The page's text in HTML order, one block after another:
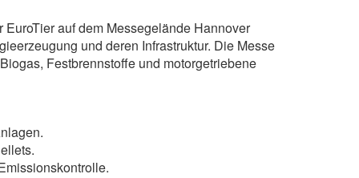
auf dem Messegelände Hannover
und deren Infrastruktur. Die Messe
Festbrennstoffe und motorgetriebene